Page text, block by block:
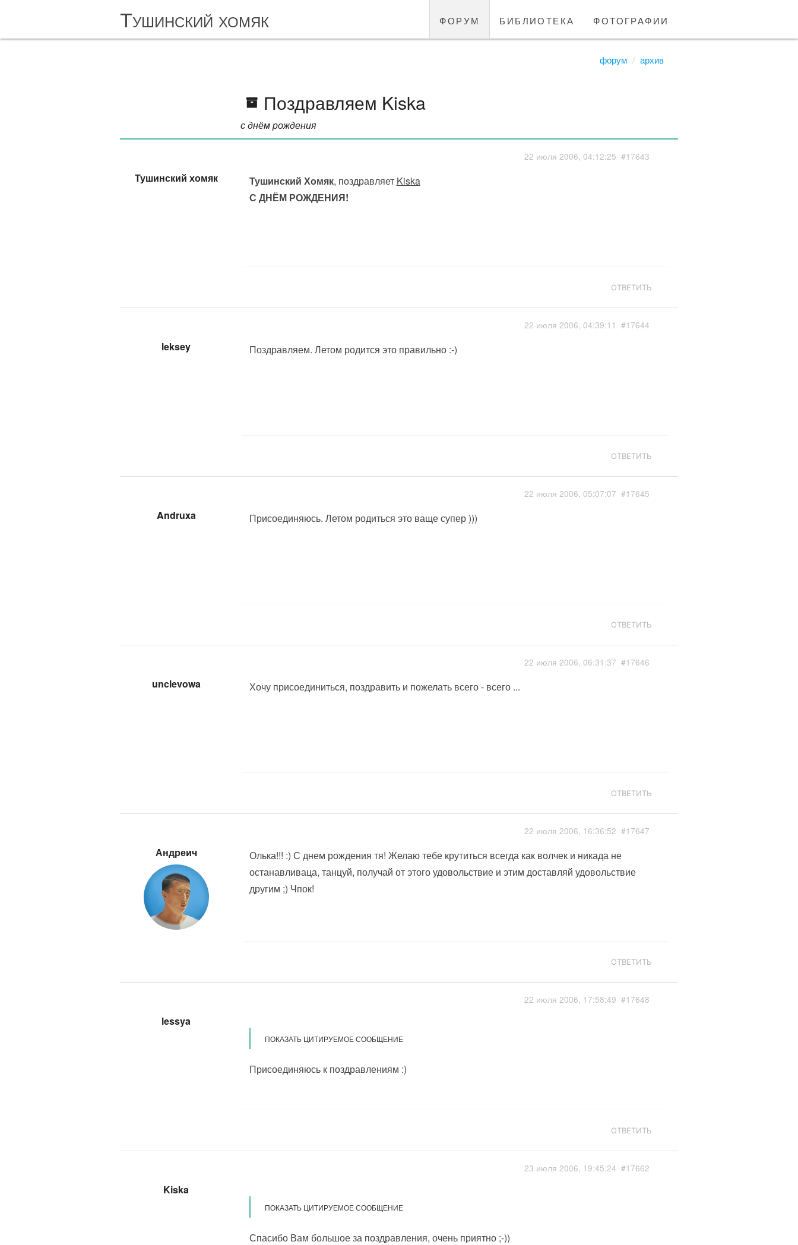
Тушинский хомяк форум библиотека фотографии
форум архив
Поздравляем Kiska
с днём рождения
Тушинский хомяк
22 июля 2006, 04:12:25 #17643
Тушинский Хомяк, поздравляет Kiska
С ДНЁМ РОЖДЕНИЯ!
ОТВЕТИТЬ
leksey
22 июля 2006, 04:39:11 #17644
Поздравляем. Летом родится это правильно :-)
ОТВЕТИТЬ
Andruxa
22 июля 2006, 05:07:07 #17645
Присоединяюсь. Летом родиться это ваще супер )))
ОТВЕТИТЬ
unclevowa
22 июля 2006, 06:31:37 #17646
Хочу присоединиться, поздравить и пожелать всего - всего ...
ОТВЕТИТЬ
Андреич
22 июля 2006, 16:36:52 #17647
Олька!!! :) С днем рождения тя! Желаю тебе крутиться всегда как волчек и никада не
останавливаца, танцуй, получай от этого удовольствие и этим доставляй удовольствие
другим ;) Чпок!
ОТВЕТИТЬ
lessya
22 июля 2006, 17:58:49 #17648
ПОКАЗАТЬ ЦИТИРУЕМОЕ СООБЩЕНИЕ
Присоединяюсь к поздравлениям :)
ОТВЕТИТЬ
Kiska
23 июля 2006, 19:45:24 #17662
ПОКАЗАТЬ ЦИТИРУЕМОЕ СООБЩЕНИЕ
Спасибо Вам большое за поздравления, очень приятно ;-))